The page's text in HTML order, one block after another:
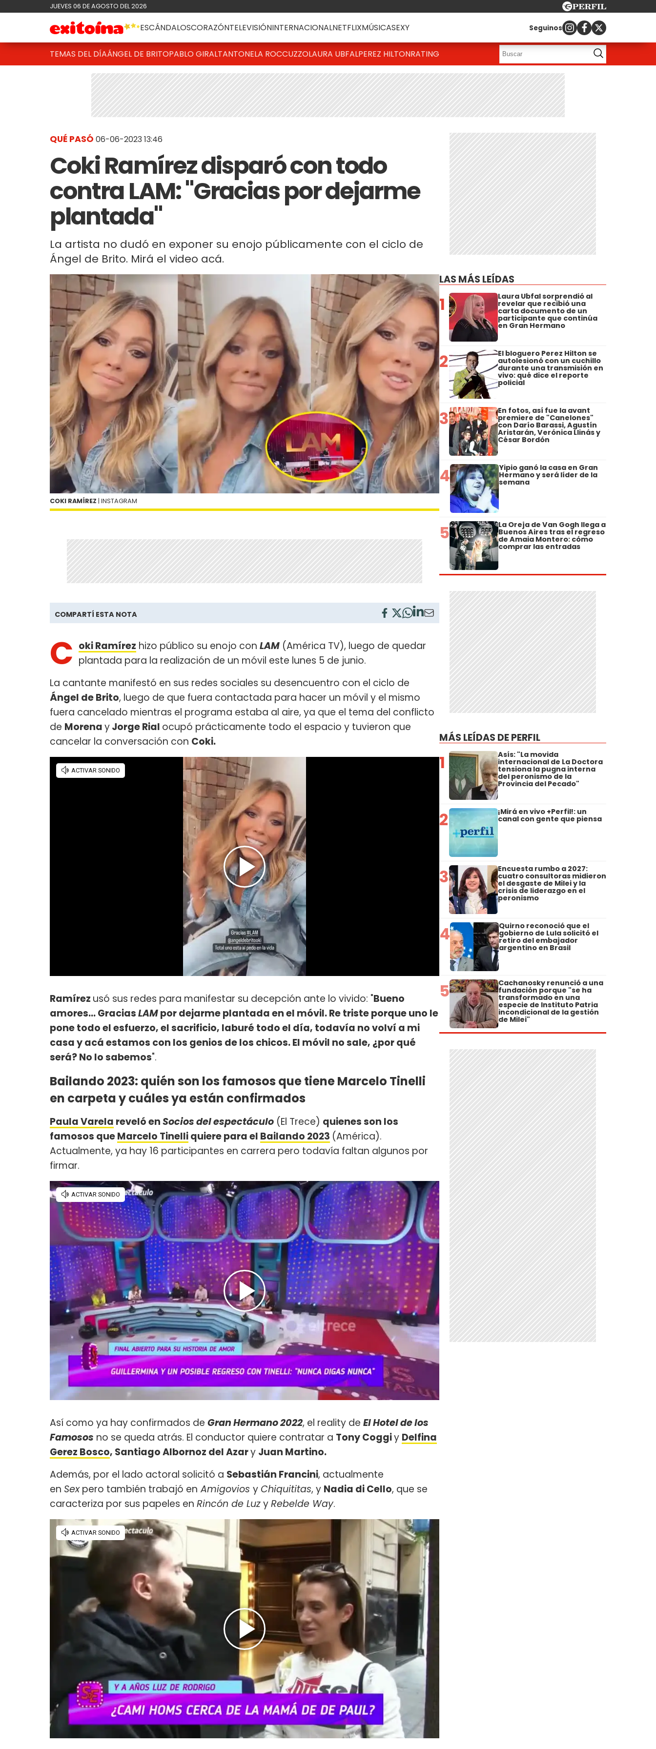
JUEVES 06 DE AGOSTO DEL 2026
ESCÁNDALOSCORAZÓNTELEVISIÓNINTERNACIONALNETFLIXMÚSICASEXY Seguinos
TEMAS DEL DÍAÁNGEL DE BRITOPABLO GIRALTANTONELA ROCCUZZOLAURA UBFALPEREZ HILTONRATING
QUÉ PASÓ 06-06-2023 13:46
Coki Ramírez disparó con todo
contra LAM: "Gracias por dejarme
plantada"
La artista no dudó en exponer su enojo públicamente con el ciclo de
Ángel de Brito. Mirá el video acá.
COKI RAMÍREZ | INSTAGRAM
COMPARTÍ ESTA NOTA
C oki Ramírez hizo público su enojo con LAM (América TV), luego de quedar
plantada para la realización de un móvil este lunes 5 de junio.
La cantante manifestó en sus redes sociales su desencuentro con el ciclo de
Ángel de Brito, luego de que fuera contactada para hacer un móvil y el mismo
fuera cancelado mientras el programa estaba al aire, ya que el tema del conflicto
de MorenayJorge Rial ocupó prácticamente todo el espacio y tuvieron que
cancelar la conversación con Coki.
Ramírez usó sus redes para manifestar su decepción ante lo vivido: "Bueno
amores... GraciasLAMpor dejarme plantada en el móvil. Re triste porque uno le
pone todo el esfuerzo, el sacrificio, laburé todo el día, todavía no volví a mi
casa y acá estamos con los genios de los chicos. El móvil no sale, ¿por qué
será? No lo sabemos".
Bailando 2023: quién son los famosos que tiene Marcelo Tinelli
en carpeta y cuáles ya están confirmados
Paula Varela reveló enSocios del espectáculo (El Trece) quienes son los
famosos queMarcelo Tinelliquiere para el Bailando 2023 (América).
Actualmente, ya hay 16 participantes en carrera pero todavía faltan algunos por
firmar.
Así como ya hay confirmados de Gran Hermano 2022, el reality de El Hotel de los
Famosos no se queda atrás. El conductor quiere contratar a Tony Coggiy Delfina
Gerez Bosco, Santiago Albornoz del Azary Juan Martino.
Además, por el lado actoral solicitó a Sebastián Francini, actualmente
en Sexpero también trabajó en Amigovios y Chiquititas, y Nadia di Cello, que se
caracteriza por sus papeles en Rincón de LuzyRebelde Way.
LAS MÁS LEÍDAS
1 Laura Ubfal sorprendió al
revelar que recibió una
carta documento de un
participante que continúa
en Gran Hermano
2 El bloguero Perez Hilton se
autolesionó con un cuchillo
durante una transmisión en
vivo: qué dice el reporte
policial
3 En fotos, así fue la avant
premiere de "Canelones"
con Darío Barassi, Agustín
Aristarán, Verónica Llinás y
César Bordón
4 Yipio ganó la casa en Gran
Hermano y será líder de la
semana
5 La Oreja de Van Gogh llega a
Buenos Aires tras el regreso
de Amaia Montero: cómo
comprar las entradas
MÁS LEÍDAS DE PERFIL
1 Asís: "La movida
internacional de La Doctora
tensiona la pugna interna
del peronismo de la
Provincia del Pecado"
2 ¡Mirá en vivo +Perfil!: un
canal con gente que piensa
3 Encuesta rumbo a 2027:
cuatro consultoras midieron
el desgaste de Milei y la
crisis de liderazgo en el
peronismo
4 Quirno reconoció que el
gobierno de Lula solicitó el
retiro del embajador
argentino en Brasil
5 Cachanosky renunció a una
fundación porque "se ha
transformado en una
especie de Instituto Patria
incondicional de la gestión
de Milei"